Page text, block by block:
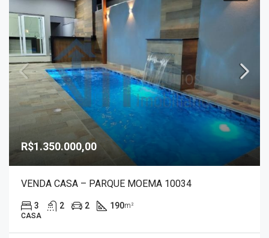
R$1.350.000,00
VENDA CASA – PARQUE MOEMA 10034
3 2 2 190m²
CASA